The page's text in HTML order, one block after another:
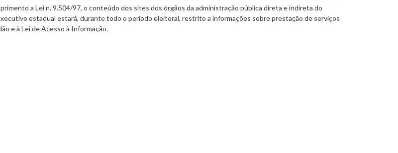
a Lei n. 9.504/97, o conteúdo dos sites dos órgãos da administração pública direta e indireta do
estadual estará, durante todo o período eleitoral, restrito a informações sobre prestação de serviços
e à Lei de Acesso à Informação.